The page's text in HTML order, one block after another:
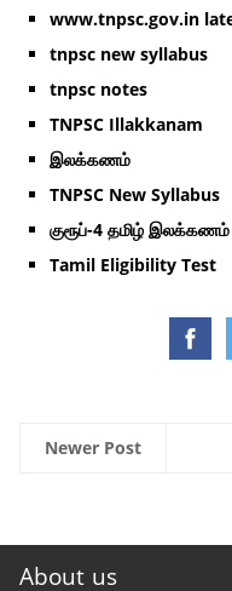
www.tnpsc.gov.in
tnpsc new syllabus
tnpsc notes
TNPSC Illakkanam
இலக்கணம்
TNPSC New Syllabus
குரூப்-4 தமிழ் இலக்கணம்
Tamil Eligibility Test
Newer Post
About us